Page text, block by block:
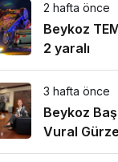
2 hafta önce
Beykoz
2 yaralı
3 hafta önce
Beykoz
Vural